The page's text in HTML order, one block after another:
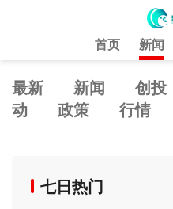
首页 新闻
最新 新闻 创投
动
政策 行情
七日热门